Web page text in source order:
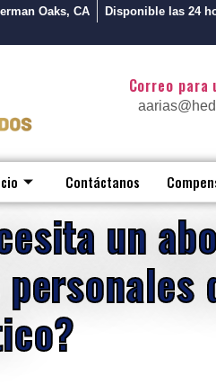
Oaks, CA
Disponible las 24
Correo para
Contáctanos
un